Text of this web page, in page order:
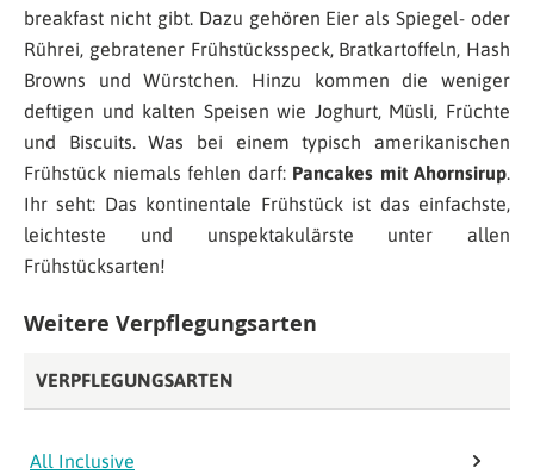
breakfast nicht gibt. Dazu gehören Eier als Spiegel- oder
Rührei, gebratener Frühstücksspeck, Bratkartoffeln, Hash
Browns und Würstchen. Hinzu kommen die weniger
deftigen und kalten Speisen wie Joghurt, Müsli, Früchte
und Biscuits. Was bei einem typisch amerikanischen
Frühstück niemals fehlen darf: Pancakes mit Ahornsirup.
Ihr seht: Das kontinentale Frühstück ist das einfachste,
leichteste und unspektakulärste unter allen
Frühstücksarten!
Weitere Verpflegungsarten
VERPFLEGUNGSARTEN
All Inclusive